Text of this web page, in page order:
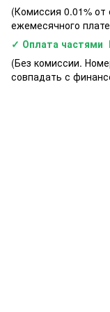
(Комиссия 0.01% от
ежемесячного
✓ Оплата частями
(Без комиссии.
совпадать с